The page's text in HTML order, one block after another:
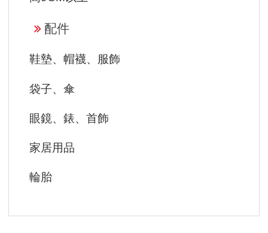
配件
鞋墊、帽襪、服飾
袋子、傘
眼鏡、錶、首飾
家居用品
輪胎